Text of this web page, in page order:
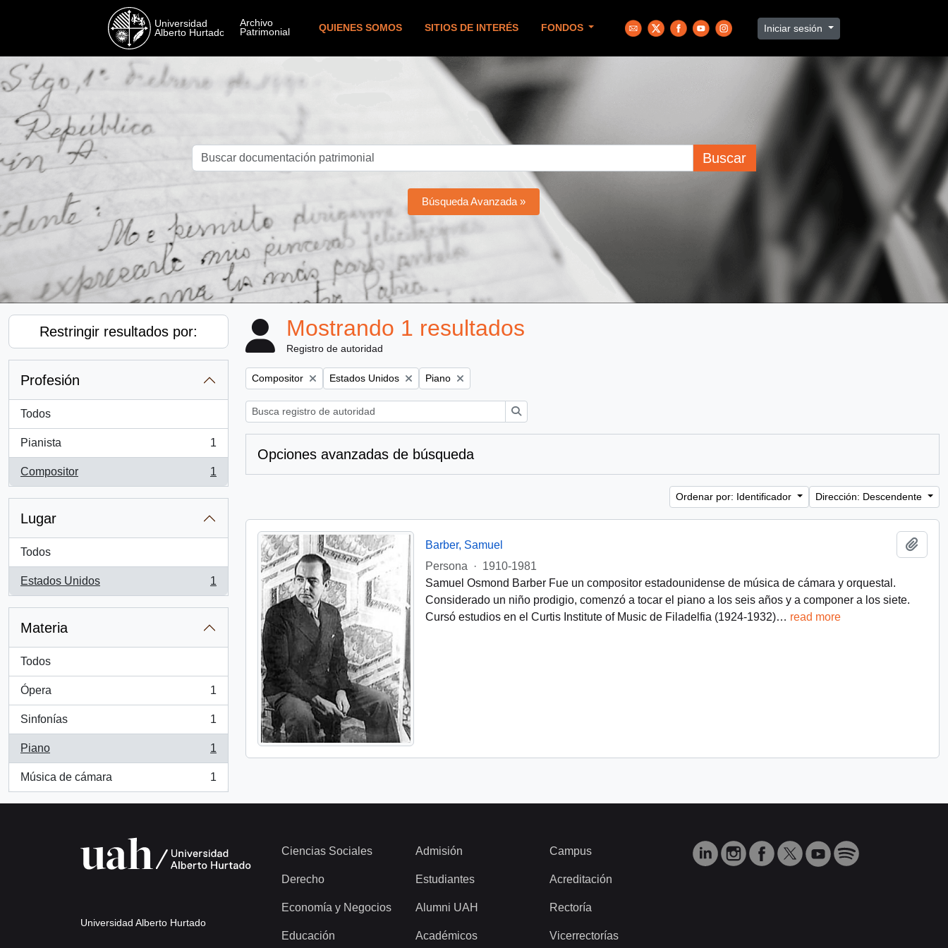
QUIENES SOMOS SITIOS DE INTERÉS FONDOS Iniciar sesión
Buscar
Búsqueda Avanzada »
Restringir resultados por:
Profesión
Todos
Pianista
, 1 resultados
1
Compositor
, 1 resultados
1
Lugar
Todos
Estados Unidos
, 1 resultados
1
Materia
Todos
Ópera
, 1 resultados
1
Sinfonías
, 1 resultados
1
Piano
, 1 resultados
1
Música de cámara
, 1 resultados
1
Mostrando 1 resultados
Registro de autoridad
Remove filter:
Compositor Remove filter:
Estados Unidos Remove filter:
Piano
Opciones avanzadas de búsqueda
Ordenar por: Identificador Dirección: Descendente
Barber, Samuel
Persona
· 1910-1981
Samuel Osmond Barber Fue un compositor estadounidense de música de cámara y orquestal.
Considerado un niño prodigio, comenzó a tocar el piano a los seis años y a componer a los siete.
Cursó estudios en el Curtis Institute of Music de Filadelfia (1924-1932)… read more
Universidad Alberto Hurtado
Ciencias Sociales
Derecho
Economía y Negocios
Educación
Admisión
Estudiantes
Alumni UAH
Académicos
Campus
Acreditación
Rectoría
Vicerrectorías